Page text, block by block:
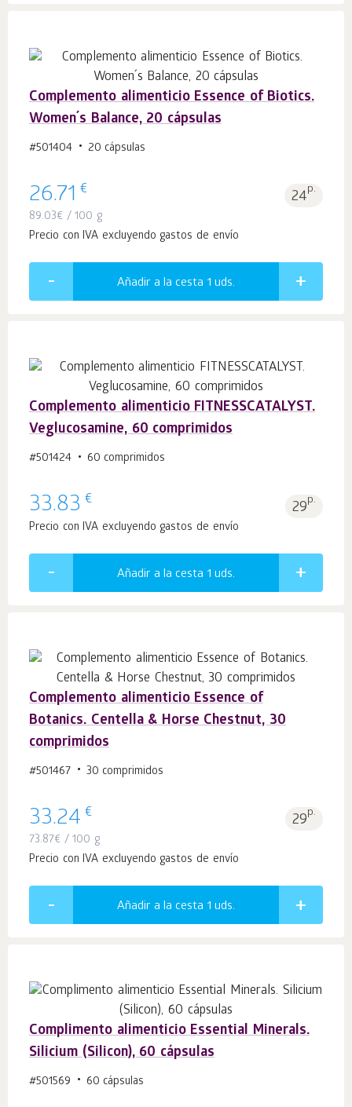
Complemento alimenticio Essence of Biotics.
Women´s Balance, 20 cápsulas
#501404 20 cápsulas
26.71 € 24p.
89.03€ / 100 g
Precio con IVA excluyendo gastos de envío
Añadir a la cesta 1 uds.
Complemento alimenticio FITNESSCATALYST.
Veglucosamine, 60 comprimidos
#501424 60 comprimidos
33.83 € 29p.
Precio con IVA excluyendo gastos de envío
Añadir a la cesta 1 uds.
Complemento alimenticio Essence of
Botanics. Centella & Horse Chestnut, 30
comprimidos
#501467 30 comprimidos
33.24 € 29p.
73.87€ / 100 g
Precio con IVA excluyendo gastos de envío
Añadir a la cesta 1 uds.
Complimento alimenticio Essential Minerals.
Silicium (Silicon), 60 cápsulas
#501569 60 cápsulas